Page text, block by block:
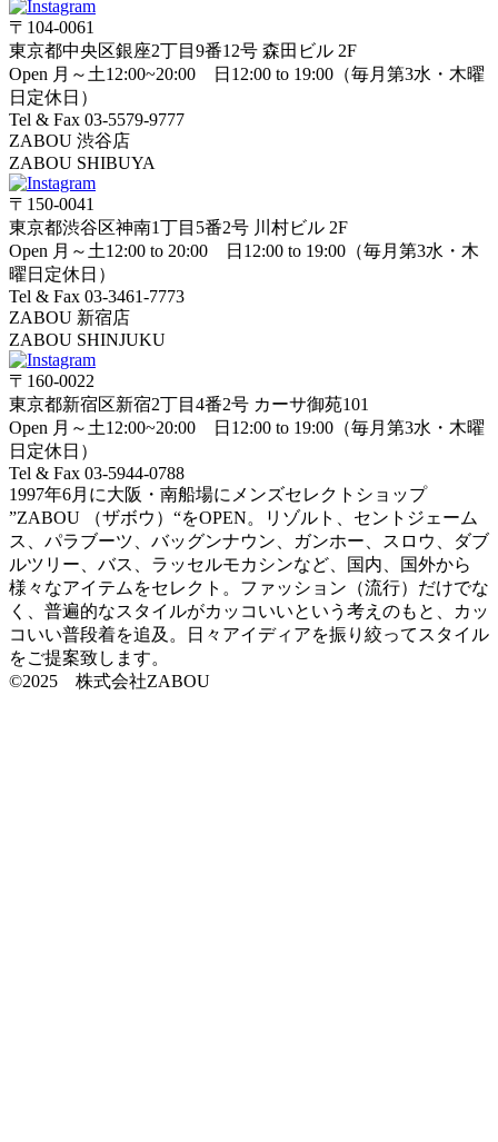
〒104-0061
東京都中央区銀座2丁目9番12号 森田ビル 2F
Open 月～土12:00~20:00 日12:00 to 19:00（毎月第3水・木曜
日定休日）
Tel & Fax 03-5579-9777
ZABOU 渋谷店
ZABOU SHIBUYA
〒150-0041
東京都渋谷区神南1丁目5番2号 川村ビル 2F
Open 月～土12:00 to 20:00 日12:00 to 19:00（毎月第3水・木
曜日定休日）
Tel & Fax 03-3461-7773
ZABOU 新宿店
ZABOU SHINJUKU
〒160-0022
東京都新宿区新宿2丁目4番2号 カーサ御苑101
Open 月～土12:00~20:00 日12:00 to 19:00（毎月第3水・木曜
日定休日）
Tel & Fax 03-5944-0788
1997年6月に大阪・南船場にメンズセレクトショップ
”ZABOU （ザボウ）“をOPEN。リゾルト、セントジェーム
ス、パラブーツ、バッグンナウン、ガンホー、スロウ、ダブ
ルツリー、バス、ラッセルモカシンなど、国内、国外から
様々なアイテムをセレクト。ファッション（流行）だけでな
く、普遍的なスタイルがカッコいいという考えのもと、カッ
コいい普段着を追及。日々アイディアを振り絞ってスタイル
をご提案致します。
©2025 株式会社ZABOU